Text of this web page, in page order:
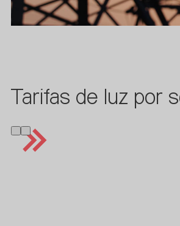
Tarifas de luz por